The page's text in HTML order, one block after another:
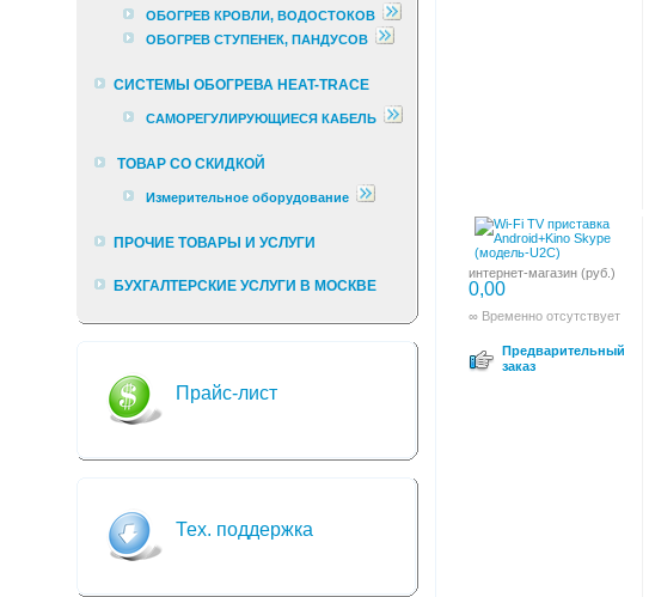
интернет-магазин (руб.)
0,00
∞ Временно отсутствует
Предварительный
заказ
ОБОГРЕВ КРОВЛИ, ВОДОСТОКОВ
ОБОГРЕВ СТУПЕНЕК, ПАНДУСОВ
СИСТЕМЫ ОБОГРЕВА HEAT-TRACE
САМОРЕГУЛИРУЮЩИЕСЯ КАБЕЛЬ
ТОВАР СО СКИДКОЙ
Измерительное оборудование
ПРОЧИЕ ТОВАРЫ И УСЛУГИ
БУХГАЛТЕРСКИЕ УСЛУГИ В МОСКВЕ
Прайс-лист
Тех. поддержка